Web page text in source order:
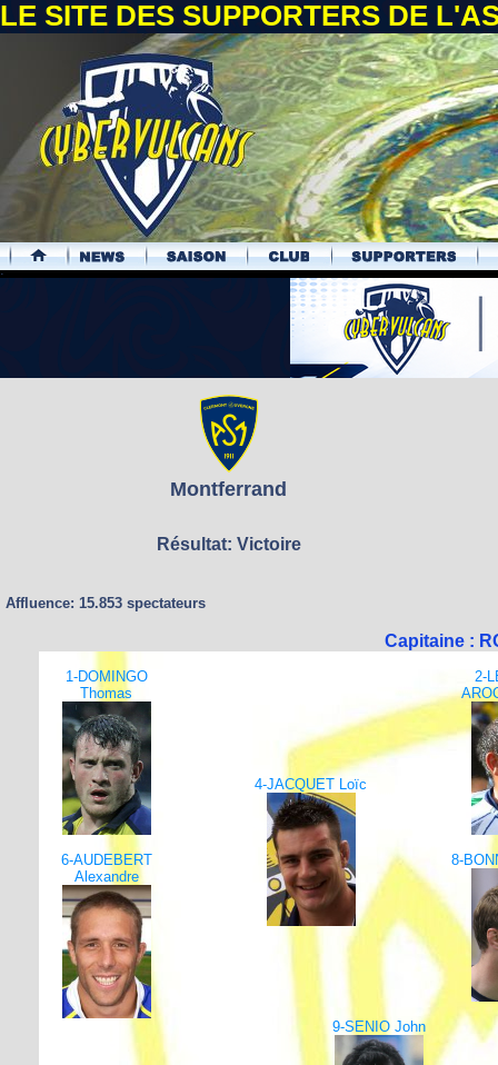
LE SITE DES SUPPORTERS DE
.
Montferrand
Résultat: Victoire
Affluence: 15.853 spectateurs
Capitaine :
1-DOMINGO
Thomas
2-
4-JACQUET Loïc
6-AUDEBERT
Alexandre
8-
9-SENIO John